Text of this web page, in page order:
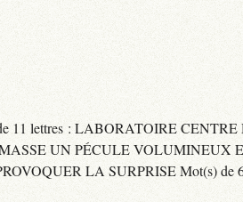
lettres : LABORATOIRE CENTRE
UN PÉCULE VOLUMINEUX
LA SURPRISE Mot(s) de